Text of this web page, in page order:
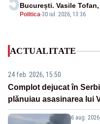
Politica-30 iul. 2026, 13:36
București. Vasile
ACTUALITATE
24 feb. 2026, 15:50
Complot dejucat în
plănuiau asasinarea lui
6 aug.